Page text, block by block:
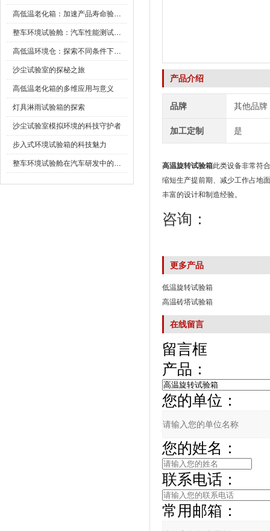
高低温老化箱：加速产品寿命验证的可靠伙伴
整车环境试验舱：汽车性能测试的设备
高低温环境仓：探索不同条件下的科学奥秘
沙尘试验室的探秘之旅
高低温老化箱的多维应用与意义
灯具淋雨试验箱的探索
沙尘试验室模拟环境的科技守护者
步入式环境试验箱的科技魅力
整车环境试验舱在汽车研发中的作用
产品介绍
品牌 其他品牌
加工定制 是
高温旋转试验箱此类设备非常符合
缩短生产提前期、减少工作占地
丰富的设计和制造经验。
咨询：
更多产品
低温旋转试验箱
高温砖塔试验箱
在线留言
留言框
产品：
您的单位：
您的姓名：
联系电话：
常用邮箱：